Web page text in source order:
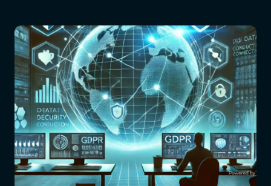
Puoi
Mancare
Al
Festival
AI:
Guida
Completa